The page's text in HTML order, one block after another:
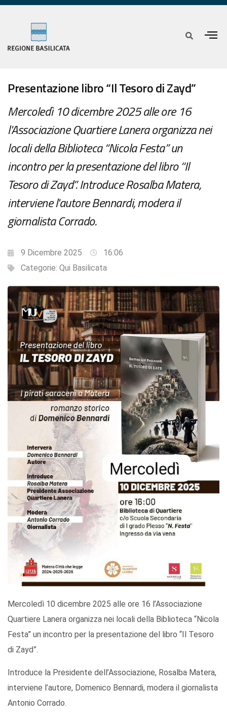
Presentazione libro “Il Tesoro di Zayd”
Mercoledì 10 dicembre 2025 alle ore 16
l'Associazione Quartiere Lanera organizza nei
locali della Biblioteca “Nicola Festa” un
incontro per la presentazione del libro “Il
Tesoro di Zayd”. Introduce Rosalba Matera,
interviene l'autore Bennardi, modera il
giornalista Corrado.
9 Dicembre 2025
16:06
Categorie: Qui Basilicata
Mercoledì 10 dicembre 2025 alle ore 16 l’Associazione
Quartiere Lanera organizza nei locali della Biblioteca “Nicola
Festa” un incontro per la presentazione del libro “Il Tesoro
di Zayd”.
Introduce la Presidente dell’Associazione, Rosalba Matera,
interviene l’autore, Domenico Bennardi, modera il giornalista
Antonio Corrado.